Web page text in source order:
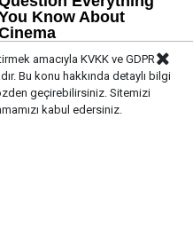
amacıyla KVKK ve GDPR
Bu konu hakkında detaylı bilgi
geçirebilirsiniz. Sitemizi
kabul edersiniz.